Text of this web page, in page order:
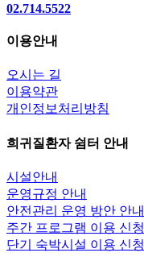
02.714.5522
이용안내
오시는 길
이용약관
개인정보처리방침
희귀질환자 쉼터 안내
시설안내
운영규정 안내
안전관리 운영 방안 안내
주간 프로그램 이용 신청
단기 숙박시설 이용 신청